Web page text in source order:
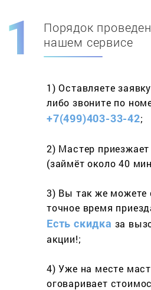
Скидка при первом
составит
Работаем более 10 лет
весь спектр
Порядок
нашем сервисе
1) Оставляете заявку
либо звоните по
+7(499)403-33-42;
2) Мастер приезжает
(займёт около 40
3) Вы так же можете
точное время
Есть скидка за
акции!;
4) Уже на месте
оговаривает